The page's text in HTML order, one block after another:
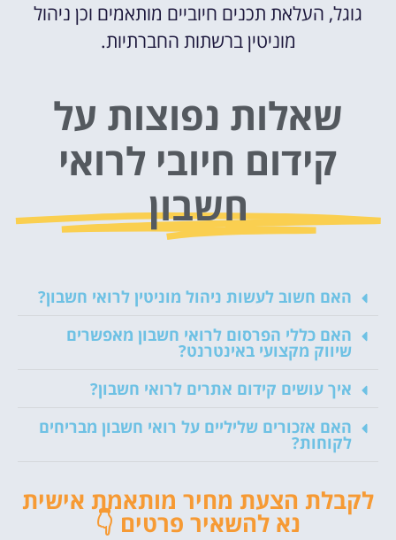
גוגל, העלאת תכנים חיוביים מותאמים וכן ניהול
מוניטין ברשתות החברתיות.
שאלות נפוצות על
קידום חיובי לרואי
חשבון
האם חשוב לעשות ניהול מוניטין לרואי חשבון?
האם כללי הפרסום לרואי חשבון מאפשרים
שיווק מקצועי באינטרנט?
איך עושים קידום אתרים לרואי חשבון?
האם אזכורים שליליים על רואי חשבון מבריחים
לקוחות?
לקבלת הצעת מחיר מותאמת אישית
נא להשאיר פרטים 👇